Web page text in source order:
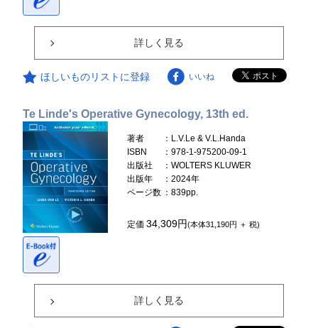
詳しく見る
ほしいものリストに登録 いいね
Te Linde's Operative Gynecology, 13th ed.
著者
：L.V.Le & V.L.Handa
ISBN
：978-1-975200-09-1
出版社
：WOLTERS KLUWER
出版年
：2024年
ページ数 ：839pp.
定価34,309円(本体31,190円 ＋ 税)
詳しく見る